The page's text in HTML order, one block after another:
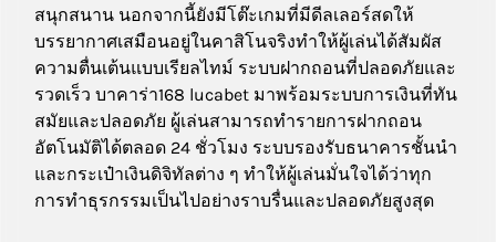
สนุกสนาน นอกจากนี้ยังมีโต๊ะเกมที่มีดีลเลอร์สดให้
บรรยากาศเสมือนอยู่ในคาสิโนจริงทำให้ผู้เล่นได้สัมผัส
ความตื่นเต้นแบบเรียลไทม์ ระบบฝากถอนที่ปลอดภัยและ
รวดเร็ว บาคาร่า168 lucabet มาพร้อมระบบการเงินที่ทัน
สมัยและปลอดภัย ผู้เล่นสามารถทำรายการฝากถอน
อัตโนมัติได้ตลอด 24 ชั่วโมง ระบบรองรับธนาคารชั้นนำ
และกระเป๋าเงินดิจิทัลต่าง ๆ ทำให้ผู้เล่นมั่นใจได้ว่าทุก
การทำธุรกรรมเป็นไปอย่างราบรื่นและปลอดภัยสูงสุด